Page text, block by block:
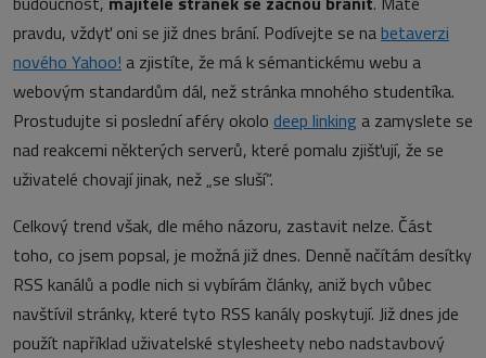
pravdu, vždyť oni se již dnes brání. Podívejte se nabetaverzi
nového Yahoo! a zjistíte, že má k sémantickému webu a
webovým standardům dál, než stránka mnohého studentíka.
Prostudujte si poslední aféry okolo deep linking a zamyslete se
nad reakcemi některých serverů, které pomalu zjišťují, že se
uživatelé chovají jinak, než „se sluší“.
Celkový trend však, dle mého názoru, zastavit nelze. Část
toho, co jsem popsal, je možná již dnes. Denně načítám desítky
RSS kanálů a podle nich si vybírám články, aniž bych vůbec
navštívil stránky, které tyto RSS kanály poskytují. Již dnes jde
použít například uživatelské stylesheety nebo nadstavbový